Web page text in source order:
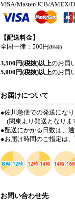
VISA/Master/JCB/AMEX/
【配送料金】
全国一律：500円(税抜)
3,500円(税抜)以上のお買
5,000円(税抜)以上のお買
お届けについて
●佐川急便での発送になり
(関東より発送となりま
●配送にかかる日数は、
●お届け時間のご指定は
お問い合わせ先